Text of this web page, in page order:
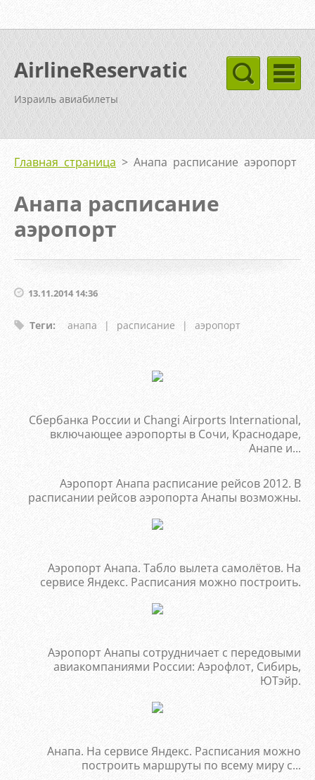
AirlineReservation
Израиль авиабилеты
Главная страница > Анапа расписание аэропорт
Анапа расписание
аэропорт
13.11.2014 14:36
Теги: анапа | расписание | аэропорт
Сбербанка России и Changi Airports International,
включающее аэропорты в Сочи, Краснодаре,
Анапе и...
Аэропорт Анапа расписание рейсов 2012. В
расписании рейсов аэропорта Анапы возможны.
Аэропорт Анапа. Табло вылета самолётов. На
сервисе Яндекс. Расписания можно построить.
Аэропорт Анапы сотрудничает с передовыми
авиакомпаниями России: Аэрофлот, Сибирь,
ЮТэйр.
Анапа. На сервисе Яндекс. Расписания можно
построить маршруты по всему миру с...